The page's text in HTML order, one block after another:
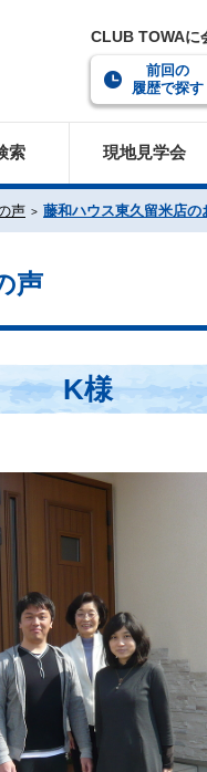
CLUB TOWAに
前回の
履歴で探す
索 現地見学会
声 藤和ハウス東久留米店の
声
K様